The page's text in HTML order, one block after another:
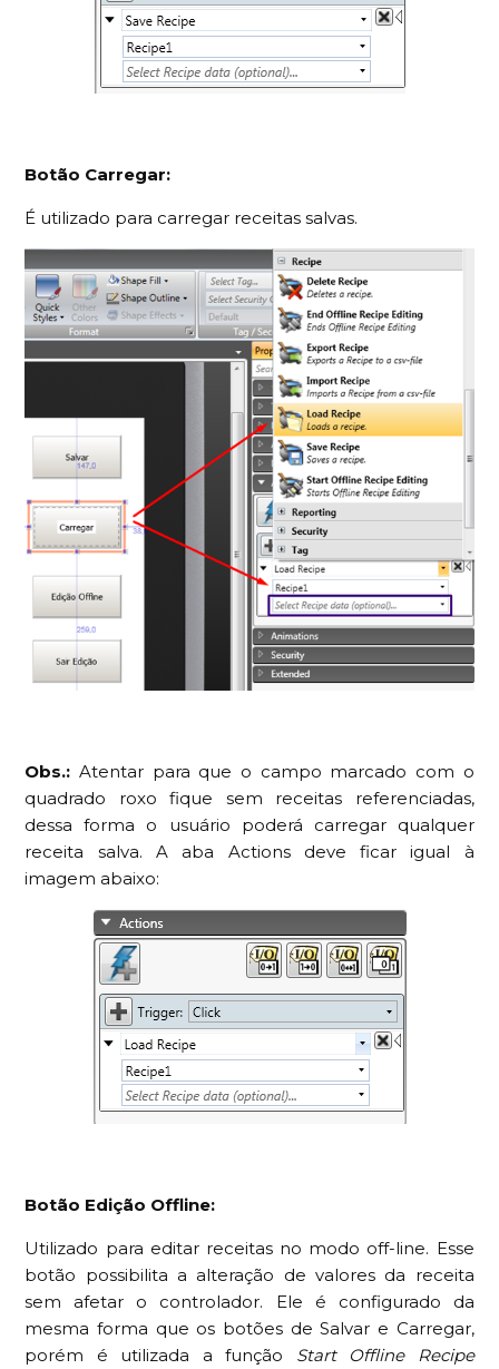
Botão Carregar:
É utilizado para carregar receitas salvas.
Obs.: Atentar para que o campo marcado com o
quadrado roxo fique sem receitas referenciadas,
dessa forma o usuário poderá carregar qualquer
receita salva. A aba Actions deve ficar igual à
imagem abaixo:
Botão Edição Offline:
Utilizado para editar receitas no modo off-line. Esse
botão possibilita a alteração de valores da receita
sem afetar o controlador. Ele é configurado da
mesma forma que os botões de Salvar e Carregar,
porém é utilizada a função Start Offline Recipe